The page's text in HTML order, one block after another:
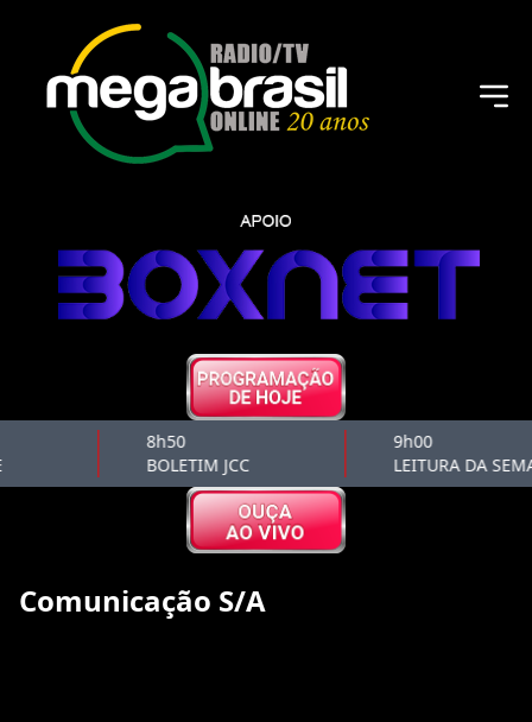
8h50
BOLETIM JCC
9h00
LEITURA DA
Comunicação S/A